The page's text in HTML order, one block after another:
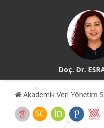
Doç. Dr.
Akademik Veri Yönetim